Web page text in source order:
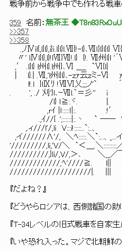
戦争前から戦争中でも作れる戦車
359 名前： 無茶王 ◆T8n83RxOuU
>>357
>>358
.,ﾉⅣil{,l}l},i}ｉ.l}l}l.Ⅶ{!-l}､Ⅶｌ}l}l}l}
〃' lⅣl}l},l}!lⅦ}Ⅶ!.l} {!. Ⅶ州l}l
,′ .l}l} l州l}.l州}､Ⅵ ＿_ `Ⅵ{l| ,
| l}.| .Ⅶ,'l州l}l}､-ｚｧ云ｚミ-Ⅵ ｧｚｨ
l!.l }lⅨﾘ !ⅦⅥ乂;;;ノ'` ´ 乂
. ', ./ 刈'}l､ｰⅦl.`＝彡'' i `
/l} ｌ≧:ヾ. |. / /
,rｲ |ｌ:::::ｌ|:. :!′ /
.,ｲ//{ .';::::::|:.丶 ` ―― '’ .
,.ィ///l'/,li V:::i!:::::..`:..、 ,...:;ｲ
,イ//////∧'/, ＼ﾍ:::::.＼`:...、_...
'/////////,li,'V/＼ `＜＿.＼
//////////,}li/,V/,＞､ ＼__
/////////////,ﾍ'////≧. l|| _,
/////////////////////|. |||
『だよね？』
『どうやらロシアは、西側諸国の助
『T-34レベルの旧式戦車を自家生
『いや恐れ入った。マジで北朝鮮